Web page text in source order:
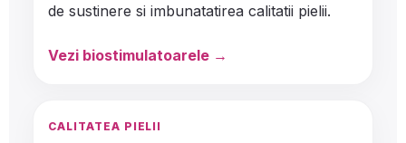
de sustinere si imbunatatirea calitatii pielii.
Vezi biostimulatoarele →
CALITATEA PIELII